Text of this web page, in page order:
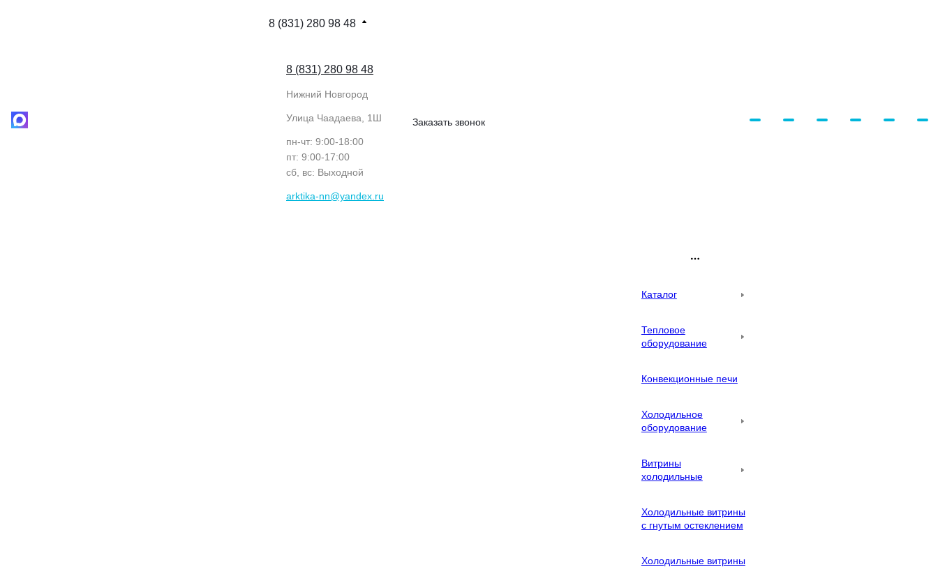
8 (831) 280 98 48
8 (831) 280 98 48
Нижний Новгород
Улица Чаадаева, 1Ш
пн-чт: 9:00-18:00
пт: 9:00-17:00
сб, вс: Выходной
arktika-nn@yandex.ru
Заказать звонок
Каталог
Тепловое
оборудование
Конвекционные печи
Холодильное
оборудование
Витрины
холодильные
Холодильные витрины
с гнутым остеклением
Холодильные витрины